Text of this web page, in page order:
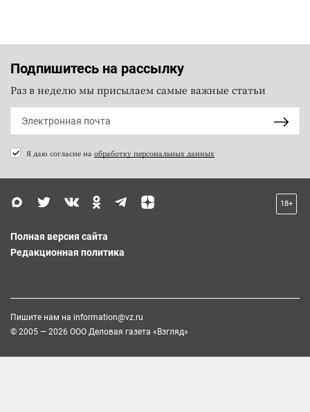
Подпишитесь на рассылку
Раз в неделю мы присылаем самые важные статьи
Я даю согласие на обработку персональных данных
18+
Полная версия сайта
Редакционная политика
Пишите нам на information@vz.ru
© 2005 — 2026 ООО Деловая газета «Взгляд»